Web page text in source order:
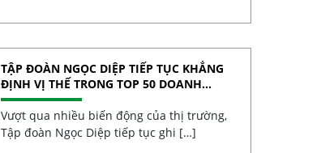
TẬP ĐOÀN NGỌC DIỆP TIẾP TỤC KHẲNG
ĐỊNH VỊ THẾ TRONG TOP 50 DOANH
NGHIỆP TĂNG TRƯỞNG XUẤT SẮC VIỆT
NAM 2026
Vượt qua nhiều biến động của thị trường,
Tập đoàn Ngọc Diệp tiếp tục ghi […]